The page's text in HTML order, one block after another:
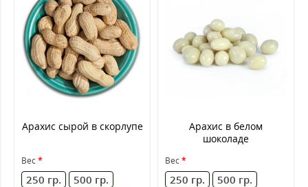
Арахис сырой в скорлупе
Вес
250 гр.
500 гр.
Арахис в белом
шоколаде
Вес
250 гр.
500 гр.